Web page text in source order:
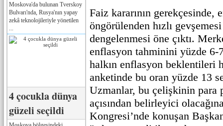
Moskova'da bulunan Tverskoy
Bulvarı'nda, Rusya'nın yapay
zekâ teknolojileriyle yönetilen
4 çocukla dünya
güzeli seçildi
Faiz kararının gerekçesinde,
öngörülenden hızlı
dengelenmesi öne çıktı.
enflasyon tahminini yüzde 6-
halkın enflasyon beklentileri
anketinde bu oran yüzde 13
Uzmanlar, bu çelişkinin para
açısından belirleyici
Kongresi’nde konuşan